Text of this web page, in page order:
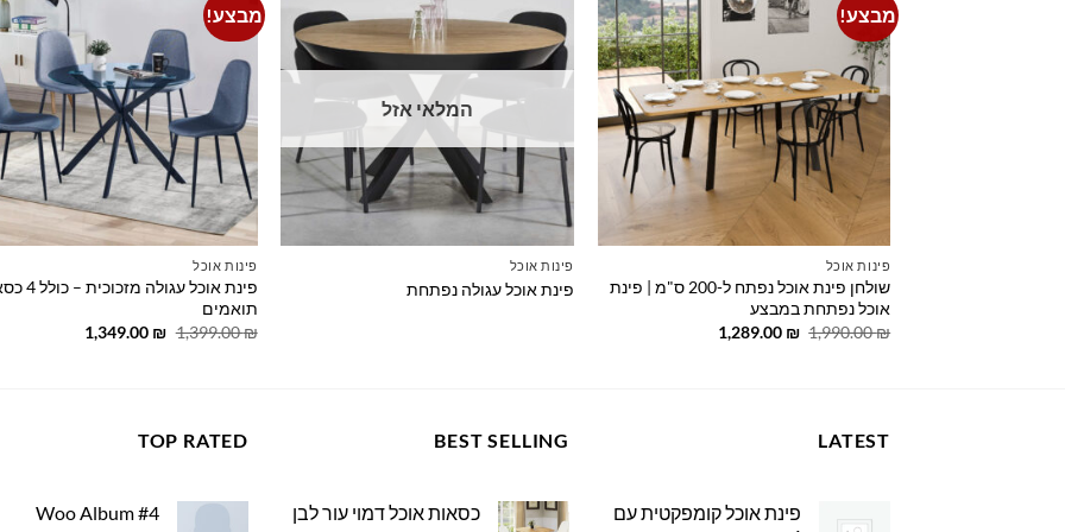
מבצע!
Add to
wishlist
פינות אוכל
שולחן פינת אוכל נפתח ל-200 ס"מ | פינת
אוכל נפתחת במבצע
1,990.00₪
המחיר
1,289.00 ₪
Add to
wishlist
המלאי אזל
פינות אוכל
פינת אוכל עגולה נפתחת
מבצע!
פינות אוכל
פינת אוכל עגולה
תואמים
1,399.00₪
המחיר
1,349.00 ₪
המחיר
LATEST
פינת אוכל קומפקטית עם
BEST SELLING
כסאות אוכל דמוי עור לבן
TOP RATED
Woo Album #4